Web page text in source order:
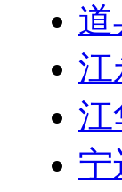
道
江
江
宁